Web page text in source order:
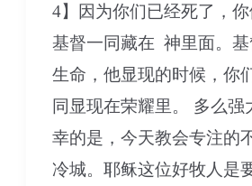
4】因为你们已经死了，
基督一同藏在 神里面。
生命，他显现的时候，你
同显现在荣耀里。 多么强
幸的是，今天教会专注的
冷城。耶稣这位好牧人是